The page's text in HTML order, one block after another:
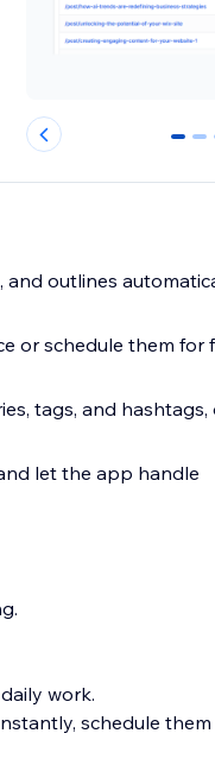
0 1
outlines
or schedule them for
tags, and hashtags,
let the app handle
work.
schedule